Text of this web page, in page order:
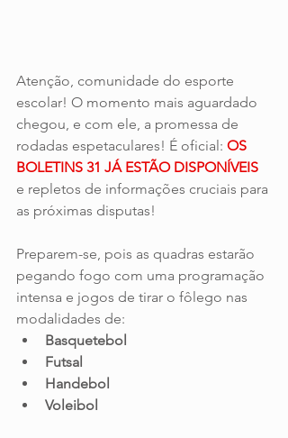
Atenção, comunidade do esporte
escolar! O momento mais aguardado
chegou, e com ele, a promessa de
rodadas espetaculares! É oficial: OS
BOLETINS 31 JÁ ESTÃO DISPONÍVEIS
e repletos de informações cruciais para
as próximas disputas!
Preparem-se, pois as quadras estarão
pegando fogo com uma programação
intensa e jogos de tirar o fôlego nas
modalidades de:
Basquetebol
Futsal
Handebol
Voleibol